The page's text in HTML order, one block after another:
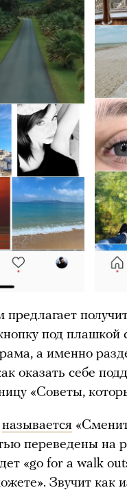
предлагает
под плашкой
а именно
оказать себе
«Советы,
называется
переведены на
«go for a walk
Звучит как